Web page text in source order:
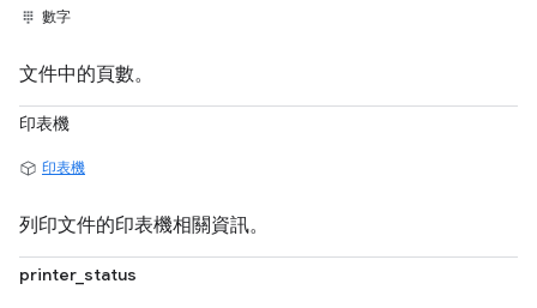
數字
文件中的頁數。
印表機
印表機
列印文件的印表機相關資訊。
printer_status